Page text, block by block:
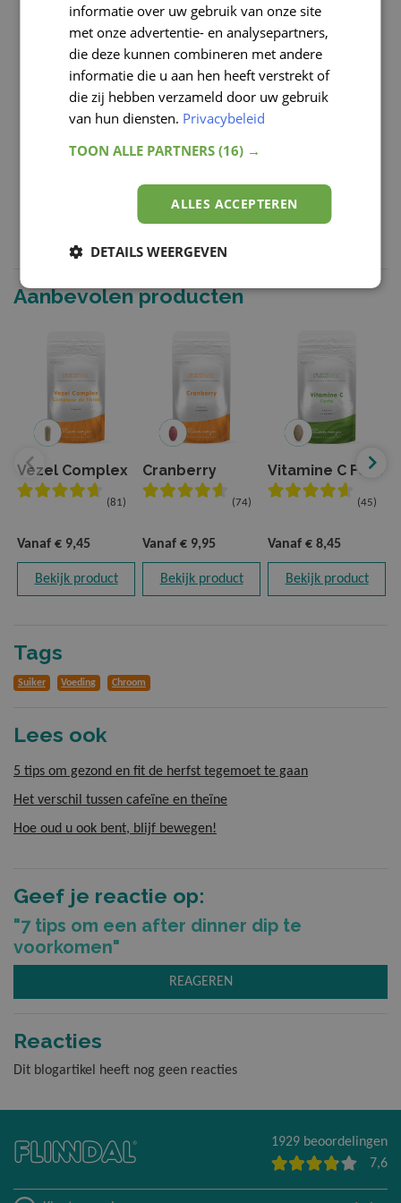
Tip 6. Eet meer eiwitten en goede vetten (zoals
). Deze hebben een
Tip 7. Zorg voor een goede nachtrust. Dit zorgt voor een
fit gevoel overdag en voorkomt trek in tussendoortjes.
Aanbevolen producten
Vezel Complex
(81)
Vanaf € 9,45
Bekijk product
Cranberry
(74)
Vanaf € 9,95
Bekijk product
Vitamine C Forte
(45)
Vanaf € 8,45
Bekijk product
Tags
Suiker Voeding Chroom
Lees ook
5 tips om gezond en fit de herfst tegemoet te gaan
Het verschil tussen cafeïne en theïne
Hoe oud u ook bent, blijf bewegen!
Geef je reactie op:
"7 tips om een after dinner dip te
voorkomen"
REAGEREN
Reacties
Dit blogartikel heeft nog geen reacties
1929 beoordelingen
7,6
GERMAN
informatie over uw gebruik van onze site
met onze advertentie- en analysepartners,
die deze kunnen combineren met andere
informatie die u aan hen heeft verstrekt of
die zij hebben verzameld door uw gebruik
van hun diensten. Privacybeleid
TOON ALLE PARTNERS (16) →
ALLES ACCEPTEREN
DETAILS WEERGEVEN